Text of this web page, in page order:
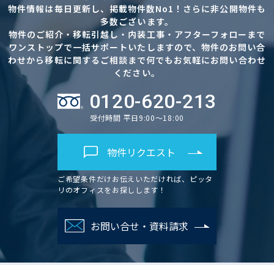
物件情報は毎日更新し、掲載物件数No1！さらに非公開物件も
多数ございます。
物件のご紹介・移転引越し・内装工事・アフターフォローまで
ワンストップで一括サポートいたしますので、物件のお問い合
わせから移転に関するご相談まで何でもお気軽にお問い合わせ
ください。
0120-620-213
受付時間 平日9:00～18:00
物件リクエスト
ご希望条件だけお伝えいただければ、ピッタ
リのオフィスをお探しします！
お問い合せ・資料請求